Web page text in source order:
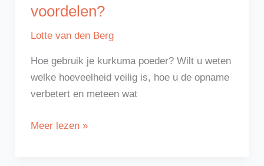
voordelen?
Lotte van den Berg
Hoe gebruik je kurkuma poeder? Wilt u weten
welke hoeveelheid veilig is, hoe u de opname
verbetert en meteen wat
Hoe
Meer lezen »